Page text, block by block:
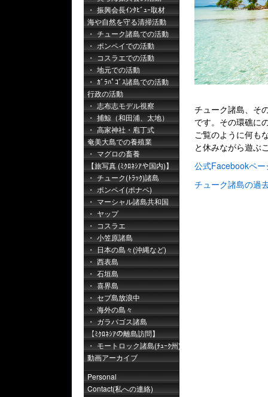
チューク諸島、そ
です。その環礁に
ご覧のように何も
と休みながら遊ぶ
公式Facebookペー
チューク諸島の過
振興会長ｲﾝﾀﾋﾞｭｰ取材
海や自然を守る清掃活動
チューク諸島での活動
ポンペイでの活動
コスラエでの活動
地元での活動
ｶﾞﾗﾊﾟｺﾞｽ諸島での活動
行政の活動
志布志モデル視察
捕鯨（和田浦、太地）
高家神社・庖丁式
奄美大島での養殖業
マグロの畜養
【旅写真 (ﾐｸﾛﾈｼｱや国内)】
チューク(ﾄﾗｯｸ)諸島
ポンペイ(ポナペ)
マーシャル諸島共和国
ヤップ
コスラエ
小笠原諸島
日本の島々(沖縄など)
西表島
石垣島
喜界島
セブ島放浪中
海外の島々
ガラパゴス諸島
【ﾐｸﾛﾈｼｱの離島訪問】
モートロック諸島(ﾁｭｰｸ州)
動画アーカイブ
Personal
Contact(私への連絡)